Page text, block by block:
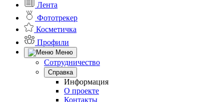
Лента
Фототрекер
Косметичка
Профили
Меню
Сотрудничество
Справка
Информация
О проекте
Контакты